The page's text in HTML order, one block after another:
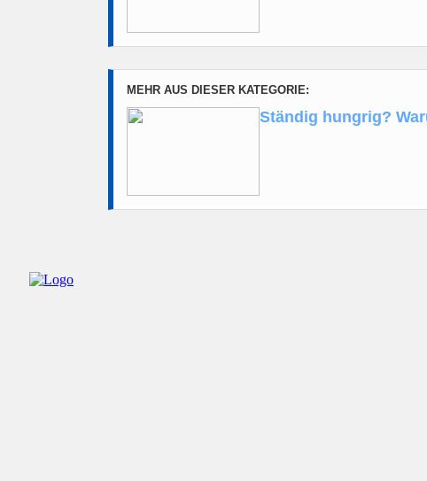
MEHR AUS DIESER KATEGORIE:
Ständig hungrig?